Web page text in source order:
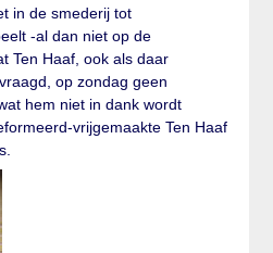
in de smederij tot
-al dan niet op de
Ten Haaf, ook als daar
op zondag geen
hem niet in dank wordt
vrijgemaakte Ten Haaf